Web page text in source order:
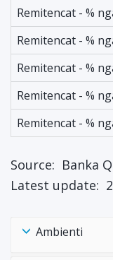
Remitencat - %
Remitencat - %
Remitencat - %
Remitencat - %
Remitencat - %
Source: Banka
Latest update:
Ambienti